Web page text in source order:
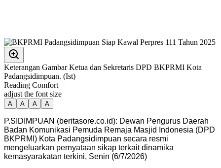
Keterangan Gambar Ketua dan Sekretaris DPD BKPRMI Kota
Padangsidimpuan. (Ist)
Reading Comfort
adjust the font size
A A A A
P.SIDIMPUAN (beritasore.co.id): Dewan Pengurus Daerah
Badan Komunikasi Pemuda Remaja Masjid Indonesia (DPD
BKPRMI) Kota Padangsidimpuan secara resmi
mengeluarkan pernyataan sikap terkait dinamika
kemasyarakatan terkini, Senin (6/7/2026)